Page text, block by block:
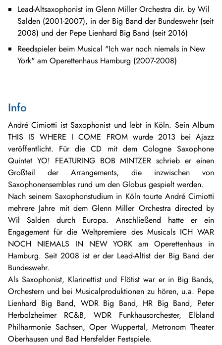
Lead-Altsaxophonist im Glenn Miller Orchestra dir. by Wil
Salden (2001-2007), in der Big Band der Bundeswehr (seit
2008) und der Pepe Lienhard Big Band (seit 2016)
Reedspieler beim Musical "Ich war noch niemals in New
York" am Operettenhaus Hamburg (2007-2008)
Info
André Cimiotti ist Saxophonist und lebt in Köln. Sein Album
THIS IS WHERE I COME FROM wurde 2013 bei Ajazz
veröffentlicht. Für die CD mit dem Cologne Saxophone
Quintet YO! FEATURING BOB MINTZER schrieb er einen
Großteil der Arrangements, die inzwischen von
Saxophonensembles rund um den Globus gespielt werden.
Nach seinem Saxophonstudium in Köln tourte André Cimiotti
mehrere Jahre mit dem Glenn Miller Orchestra directed by
Wil Salden durch Europa. Anschließend hatte er ein
Engagement für die Weltpremiere des Musicals ICH WAR
NOCH NIEMALS IN NEW YORK am Operettenhaus in
Hamburg. Seit 2008 ist er der Lead-Altist der Big Band der
Bundeswehr.
Als Saxophonist, Klarinettist und Flötist war er in Big Bands,
Orchestern und bei Musicalproduktionen zu hören, u.a. Pepe
Lienhard Big Band, WDR Big Band, HR Big Band, Peter
Herbolzheimer RC&B, WDR Funkhausorchester, Elbland
Philharmonie Sachsen, Oper Wuppertal, Metronom Theater
Oberhausen und Bad Hersfelder Festspiele.